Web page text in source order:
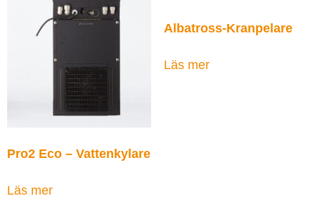
Pro2 Eco – Vattenkylare
Läs mer
Albatross-Kranpelare
Läs mer